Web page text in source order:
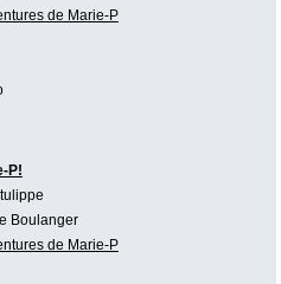
de Marie-P
P!
Boulanger
de Marie-P